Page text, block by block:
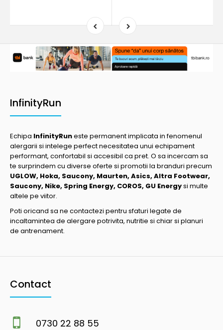
InfinityRun
Echipa InfinityRuneste permanent implicata in fenomenul
alergarii si intelege perfect necesitatea unui echipament
performant, confortabil si accesibil ca pret. O sa incercam sa
te surprindem cu diverse oferte si promotii la branduri precum
UGLOW, Hoka, Saucony, Maurten, Asics, Altra Footwear,
Saucony, Nike, Spring Energy, COROS, GU Energysi multe
altele pe viitor.
Poti oricand sa ne contactezi pentru sfaturi legate de
incaltamintea de alergare potrivita, nutritie si chiar si planuri
de antrenament.
Contact
0730 22 88 55